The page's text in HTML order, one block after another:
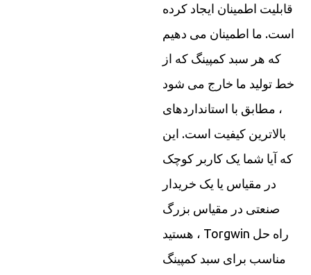
قابلیت اطمینان ایجاد کرده
است. ما اطمینان می دهیم
که هر سبد کمپینگ که از
خط تولید ما خارج می شود
، مطابق با استانداردهای
بالاترین کیفیت است. این
که آیا شما یک کاربر کوچک
در مقیاس یا یک خریدار
صنعتی در مقیاس بزرگ
هستید ، Torgwin راه حل
مناسب برای سبد کمپینگ